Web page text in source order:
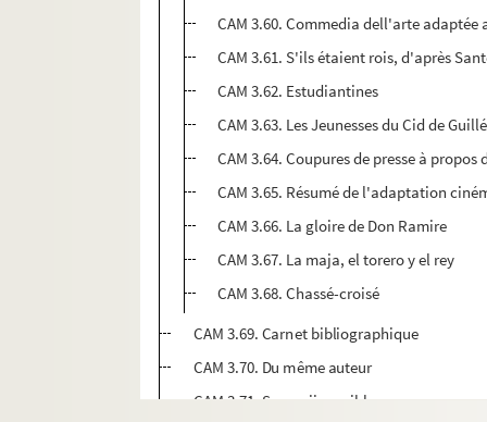
CAM 3.60. Commedia dell'arte adaptée
CAM 3.61. S'ils étaient rois, d'après
CAM 3.62. Estudiantines
CAM 3.63. Les Jeunesses du Cid de
CAM 3.64. Coupures de presse à propos
CAM 3.65. Résumé de l'adaptation
CAM 3.66. La gloire de Don Ramire
CAM 3.67. La maja, el torero y el rey
CAM 3.68. Chassé-croisé
CAM 3.69. Carnet bibliographique
CAM 3.70. Du même auteur
CAM 3.71. Scenarii possibles